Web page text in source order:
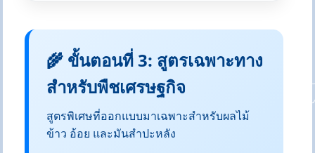
🌾 ขั้นตอนที่ 3: สูตรเฉพาะทาง
สำหรับพืชเศรษฐกิจ
สูตรพิเศษที่ออกแบบมาเฉพาะสำหรับผลไม้
ข้าว อ้อย และมันสำปะหลัง